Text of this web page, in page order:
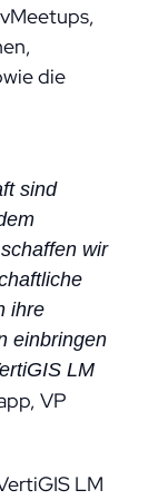
die
sind
wir
ihre
einbringen
LM
VP
LM